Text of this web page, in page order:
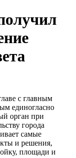
с главным
единогласно
орган при
города
самые
и решения,
площади и